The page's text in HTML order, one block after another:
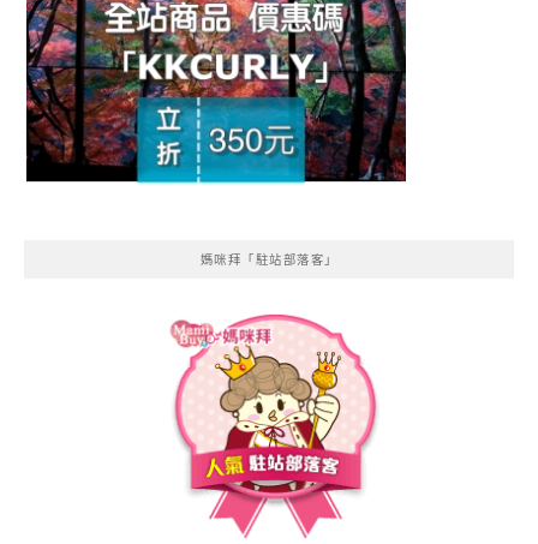
媽咪拜「駐站部落客」